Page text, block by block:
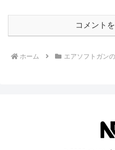
コメント
ホーム エアソフトガン